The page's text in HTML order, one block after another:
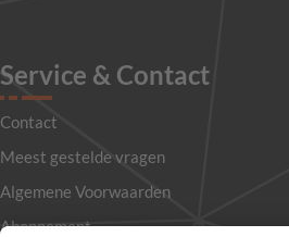
Service & Contact
Contact
Meest gestelde vragen
Algemene Voorwaarden
Abonnement